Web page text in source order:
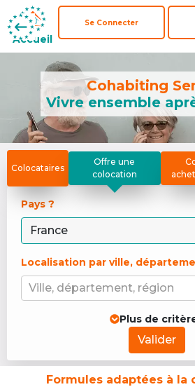
Accueil
Se Connecter
Accueil
Se Connecter
Cohabiting
Vivre ensemble
Colocataires
Offre une
colocation
Pays ?
Localisation par ville,
Ville, département, région
Plus de
Valider
Formules adaptées à la